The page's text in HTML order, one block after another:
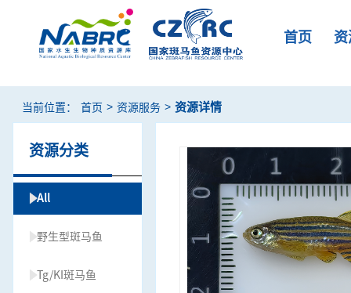
首页
当前位置： 首页 > 资源服务 > 资源详情
资源分类
All
野生型斑马鱼
Tg/KI斑马鱼